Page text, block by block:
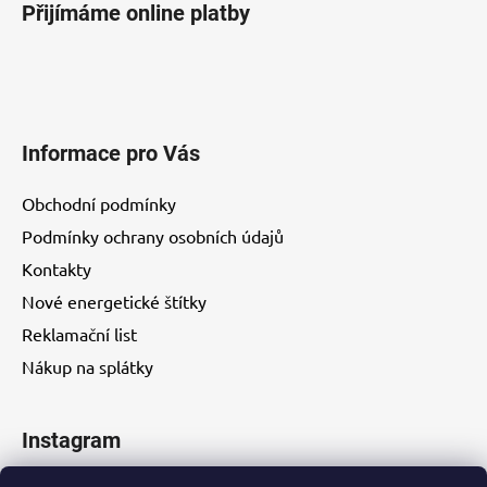
Přijímáme online platby
Informace pro Vás
Obchodní podmínky
Podmínky ochrany osobních údajů
Kontakty
Nové energetické štítky
Reklamační list
Nákup na splátky
Instagram